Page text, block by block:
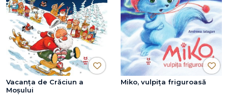
Vacanța de Crăciun a
Moșului
Miko, vulpița friguroasă